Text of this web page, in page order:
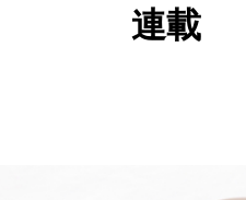
連載